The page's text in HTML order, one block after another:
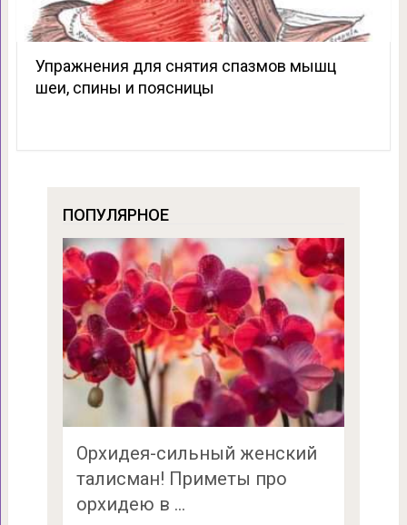
Упражнения для снятия спазмов мышц
шеи, спины и поясницы
ПОПУЛЯРНОЕ
Орхидея-сильный женский
талисман! Приметы про
орхидею в …